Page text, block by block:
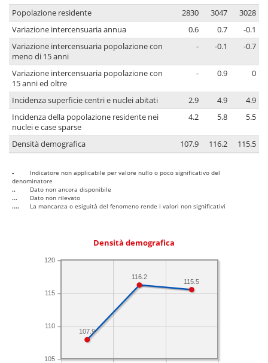
Popolazione residente 2830 3047
3028
Variazione intercensuaria annua
0.6 0.7
-0.1
Variazione intercensuaria popolazione con
meno di 15 anni
- -0.1 -0.7
Variazione intercensuaria popolazione con
15 anni ed oltre
- 0.9 0
Incidenza superficie centri e nuclei abitati 2.9 4.9
4.9
Incidenza della popolazione residente nei
nuclei e case sparse
4.2 5.8 5.5
Densità demografica 107.9 116.2 115.5
-
Indicatore non applicabile per valore nullo o poco significativo del
denominatore
..
Dato non ancora disponibile
...
Dato non rilevato
....
La mancanza o esiguità del fenomeno rende i valori non significativi
Densità demografica
105
110
115
120
115.5
116.2
107.9